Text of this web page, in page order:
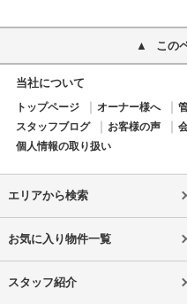
この
当社について
トップページ オーナー様へ
スタッフブログ
お客様の声
個人情報の取り扱い
エリアから検索
お気に入り物件一覧
スタッフ紹介